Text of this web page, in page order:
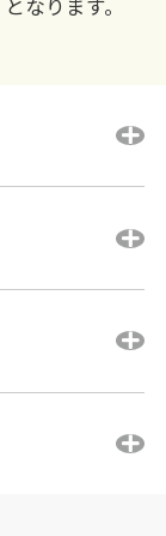
なります。